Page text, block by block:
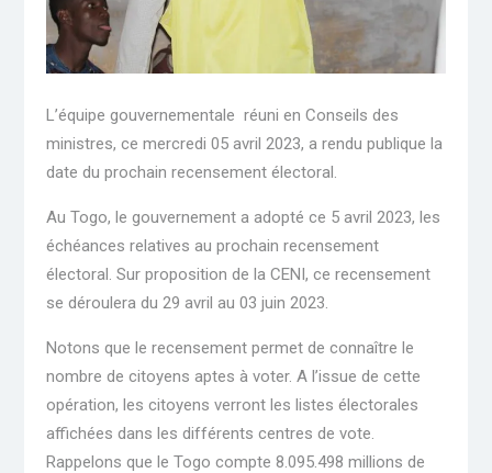
L’équipe gouvernementale réuni en Conseils des
ministres, ce mercredi 05 avril 2023, a rendu publique la
date du prochain recensement électoral.
Au Togo, le gouvernement a adopté ce 5 avril 2023, les
échéances relatives au prochain recensement
électoral. Sur proposition de la CENI, ce recensement
se déroulera du 29 avril au 03 juin 2023.
Notons que le recensement permet de connaître le
nombre de citoyens aptes à voter. A l’issue de cette
opération, les citoyens verront les listes électorales
affichées dans les différents centres de vote.
Rappelons que le Togo compte 8.095.498 millions de